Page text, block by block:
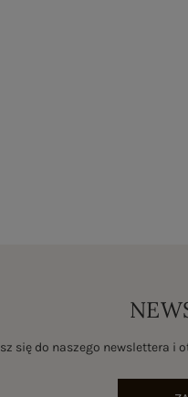
się do naszego newslettera i